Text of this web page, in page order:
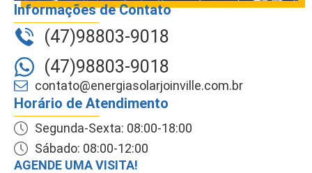
Informações de Contato
(47)98803-9018
(47)98803-9018
contato@energiasolarjoinville.com.br
Horário de Atendimento
Segunda-Sexta: 08:00-18:00
Sábado: 08:00-12:00
AGENDE UMA VISITA!